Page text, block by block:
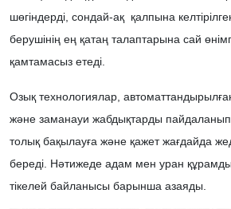
шөгіндерді, сондай-ақ қалпына
берушінің ең қатаң талаптарына сай
қамтамасыз етеді.
Озық технологиялар,
және заманауи жабдықтарды пайдаланып
толық бақылауға және қажет жағдайда
береді. Нәтижеде адам мен уран
тікелей байланысы барынша азаяды.